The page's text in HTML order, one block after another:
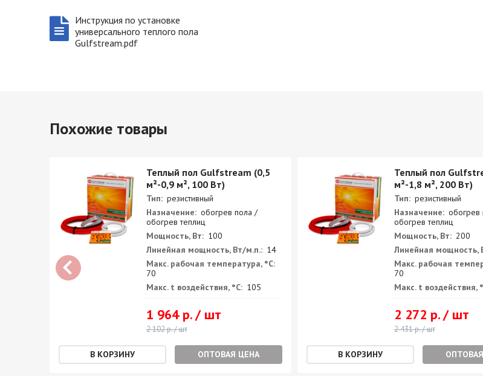
Инструкция по установке
универсального теплого пола
Gulfstream.pdf
Похожие товары
Теплый пол Gulfstream (0,5
м²-0,9 м², 100 Вт)
Тип: резистивный
Назначение: обогрев пола /
обогрев теплиц
Мощность, Вт: 100
Линейная мощность, Вт/м.п.: 14
Макс. рабочая температура, °С:
70
Макс. t воздействия, °С: 105
1 964 р. / шт
2 102 р. / шт
ОПТОВАЯ ЦЕНА
Теплый пол
м²-1,8 м², 200 Вт)
Тип: резистивный
Назначение: обогрев
обогрев теплиц
Мощность, Вт: 200
Линейная мощность,
Макс. рабочая
70
Макс. t воздействия,
2 272 р. / шт
2 431 р. / шт